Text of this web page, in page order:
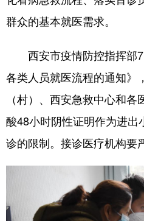
浙江 安徽
山东 河南
广东 广西
四川 贵州
陕西 甘肃
新疆 内蒙古
English Español
群众的基本就医需求。
西安市疫情防控指挥部7
各类人员就医流程的通知》
（村）、西安急救中心和
酸48小时阴性证明作为进
诊的限制。接诊医疗机构要